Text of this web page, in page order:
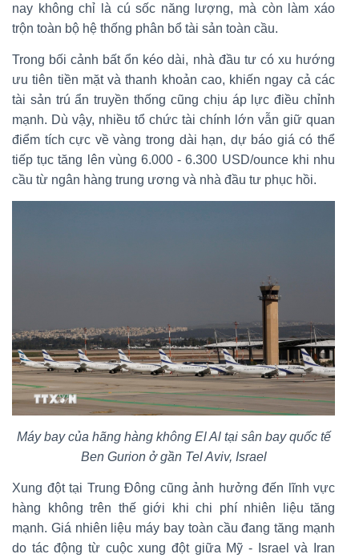
nay không chỉ là cú sốc năng lượng, mà còn làm xáo
trộn toàn bộ hệ thống phân bổ tài sản toàn cầu.
Trong bối cảnh bất ổn kéo dài, nhà đầu tư có xu hướng
ưu tiên tiền mặt và thanh khoản cao, khiến ngay cả các
tài sản trú ẩn truyền thống cũng chịu áp lực điều chỉnh
mạnh. Dù vậy, nhiều tổ chức tài chính lớn vẫn giữ quan
điểm tích cực về vàng trong dài hạn, dự báo giá có thể
tiếp tục tăng lên vùng 6.000 - 6.300 USD/ounce khi nhu
cầu từ ngân hàng trung ương và nhà đầu tư phục hồi.
Máy bay của hãng hàng không El Al tại sân bay quốc tế
Ben Gurion ở gần Tel Aviv, Israel
Xung đột tại Trung Đông cũng ảnh hưởng đến lĩnh vực
hàng không trên thế giới khi chi phí nhiên liệu tăng
mạnh. Giá nhiên liệu máy bay toàn cầu đang tăng mạnh
do tác động từ cuộc xung đột giữa Mỹ - Israel và Iran